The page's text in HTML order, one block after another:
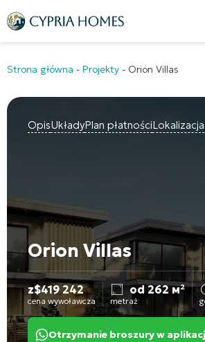
Strona główna - Projekty - Orion Villas
OpisUkładyPlan płatnościLokalizacja
Orion Villas
z$419 242
cena wywoławcza
od 262 м²
metraż
Otrzymanie broszury w